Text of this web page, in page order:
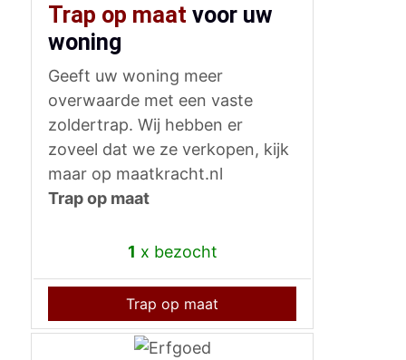
Trap op maat voor uw
woning
Geeft uw woning meer
overwaarde met een vaste
zoldertrap. Wij hebben er
zoveel dat we ze verkopen, kijk
maar op maatkracht.nl
Trap op maat
1 x bezocht
Trap op maat